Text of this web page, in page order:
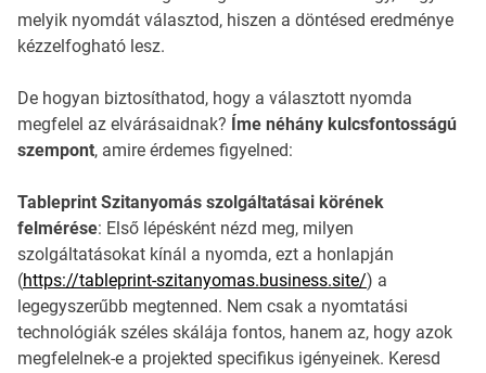
melyik nyomdát választod, hiszen a döntésed eredménye
kézzelfogható lesz.
De hogyan biztosíthatod, hogy a választott nyomda
megfelel az elvárásaidnak? Íme néhány kulcsfontosságú
szempont, amire érdemes figyelned:
Tableprint Szitanyomás szolgáltatásai körének
felmérése: Első lépésként nézd meg, milyen
szolgáltatásokat kínál a nyomda, ezt a honlapján
(https://tableprint-szitanyomas.business.site/) a
legegyszerűbb megtenned. Nem csak a nyomtatási
technológiák széles skálája fontos, hanem az, hogy azok
megfelelnek-e a projekted specifikus igényeinek. Keresd